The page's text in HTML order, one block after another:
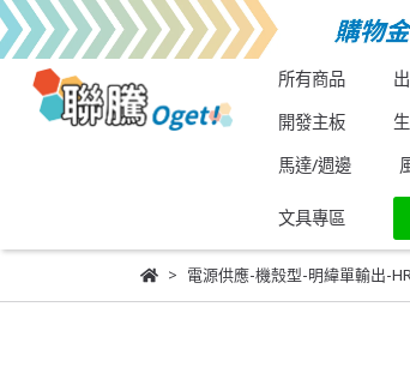
所有商品
開發主板
馬達/週邊
文具專區
電源供應-機殼型-明緯單輸出-